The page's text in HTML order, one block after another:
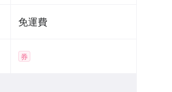
免運費
券